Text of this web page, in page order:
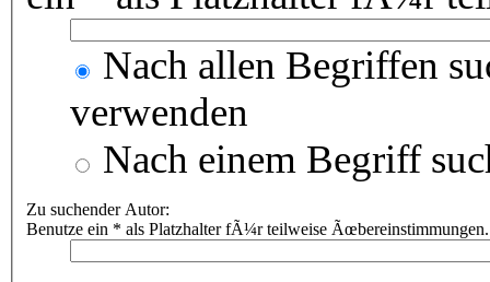
Nach allen Begriffen
verwenden
Nach einem Begriff
Zu suchender Autor:
Benutze ein * als Platzhalter fÃ¼r teilweise Ãœbereinstimmungen.